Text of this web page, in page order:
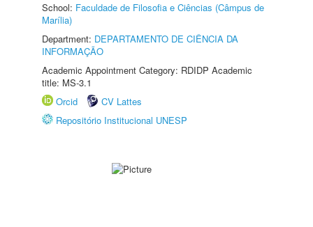
School: Faculdade de Filosofia e Ciências (Câmpus de
Marília)
Department: DEPARTAMENTO DE CIÊNCIA DA
INFORMAÇÃO
Academic Appointment Category: RDIDP Academic
title: MS-3.1
Orcid
CV Lattes
Repositório Institucional UNESP